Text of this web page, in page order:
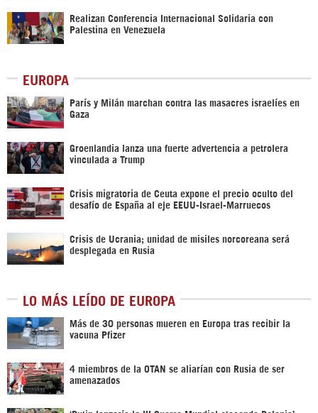
Realizan Conferencia Internacional Solidaria con
Palestina en Venezuela
EUROPA
París y Milán marchan contra las masacres israelíes en
Gaza
Groenlandia lanza una fuerte advertencia a petrolera
vinculada a Trump
Crisis migratoria de Ceuta expone el precio oculto del
desafío de España al eje EEUU-Israel-Marruecos
Crisis de Ucrania; unidad de misiles norcoreana será
desplegada en Rusia
LO MÁS LEÍDO DE EUROPA
Más de 30 personas mueren en Europa tras recibir la
vacuna Pfizer
4 miembros de la OTAN se aliarían con Rusia de ser
amenazados